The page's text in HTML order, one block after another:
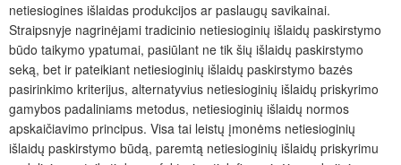
netiesiogines išlaidas produkcijos ar paslaugų savikainai.
Straipsnyje nagrinėjami tradicinio netiesioginių išlaidų paskirstymo
būdo taikymo ypatumai, pasiūlant ne tik šių išlaidų paskirstymo
seką, bet ir pateikiant netiesioginių išlaidų paskirstymo bazės
pasirinkimo kriterijus, alternatyvius netiesioginių išlaidų priskyrimo
gamybos padaliniams metodus, netiesioginių išlaidų normos
apskaičiavimo principus. Visa tai leistų įmonėms netiesioginių
išlaidų paskirstymo būdą, paremtą netiesioginių išlaidų priskyrimu